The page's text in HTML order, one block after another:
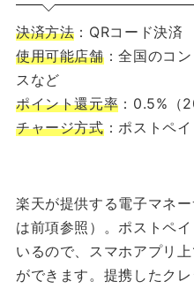
決済方法 ：QRコード決済
使用可能店舗：全国のコ
スなど
ポイント還元率 ：0.5%（
チャージ方式：ポストペイ
楽天が提供する電子マネ
は前項参照）。ポストペ
いるので、スマホアプリ
ができます。提携したク